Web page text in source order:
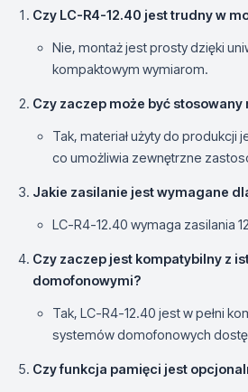
Czy LC-R4-12.40 jest trudny w
Nie, montaż jest prosty dzięki
kompaktowym wymiarom.
Czy zaczep może być stosowany
Tak, materiał użyty do produkcji
co umożliwia zewnętrzne
Jakie zasilanie jest wymagane
LC-R4-12.40 wymaga zasilania
Czy zaczep jest kompatybilny z
domofonowymi?
Tak, LC-R4-12.40 jest w pełni
systemów domofonowych
Czy funkcja pamięci jest